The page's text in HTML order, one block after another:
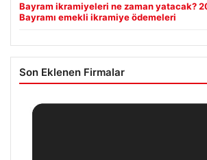
Bayram ikramiyeleri ne zaman yatacak?
Bayramı emekli ikramiye ödemeleri
Son Eklenen Firmalar